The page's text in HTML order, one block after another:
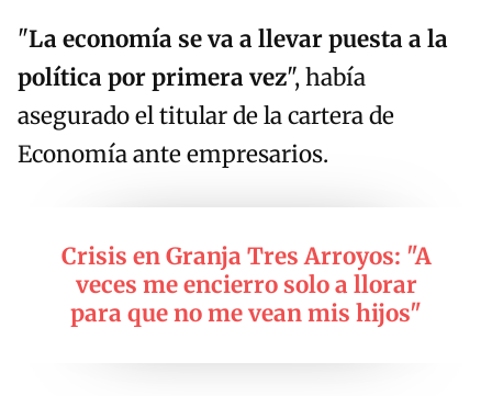
"La economía se va a llevar puesta a la
política por primera vez", había
asegurado el titular de la cartera de
Economía ante empresarios.
Crisis en Granja Tres Arroyos: "A
veces me encierro solo a llorar
para que no me vean mis hijos"